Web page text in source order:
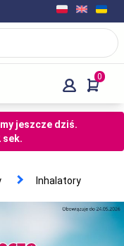
0
jeszcze dziś.
sek.
Inhalatory